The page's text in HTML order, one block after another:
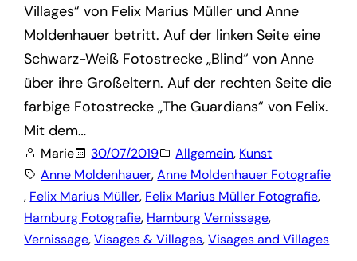
Villages“ von Felix Marius Müller und Anne
Moldenhauer betritt. Auf der linken Seite eine
Schwarz-Weiß Fotostrecke „Blind“ von Anne
über ihre Großeltern. Auf der rechten Seite die
farbige Fotostrecke „The Guardians“ von Felix.
Mit dem…
Marie 30/07/2019 Allgemein, Kunst
Anne Moldenhauer, Anne Moldenhauer Fotografie
, Felix Marius Müller, Felix Marius Müller Fotografie,
Hamburg Fotografie, Hamburg Vernissage,
Vernissage, Visages & Villages, Visages and Villages